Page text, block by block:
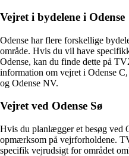
Vejret i bydelene i Odense
Odense har flere forskellige
område. Hvis du vil have
Odense, kan du finde dette på
information om vejret i Odense
og Odense NV.
Vejret ved Odense Sø
Hvis du planlægger et besøg ved
opmærksom på vejrforholdene.
specifik vejrudsigt for området